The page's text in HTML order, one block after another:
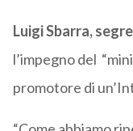
Luigi Sbarra,
l’impegno del
promotore di